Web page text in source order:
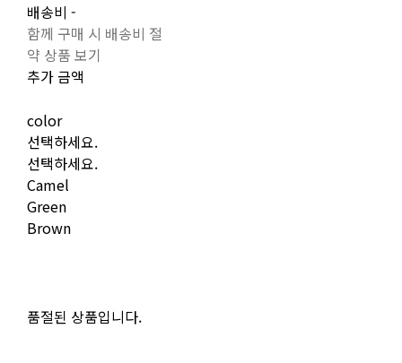
배송비 -
함께 구매 시 배송비 절
약 상품 보기
추가 금액
color
선택하세요.
선택하세요.
Camel
Green
Brown
품절된 상품입니다.